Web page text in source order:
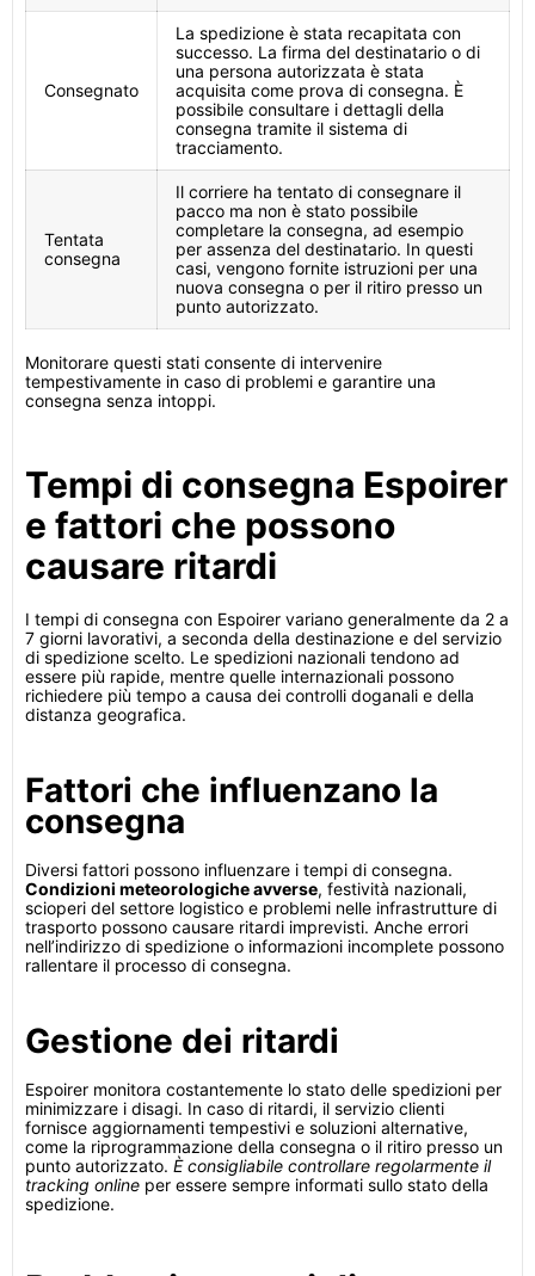
Consegnato
La spedizione è stata recapitata con
successo. La firma del destinatario o di
una persona autorizzata è stata
acquisita come prova di consegna. È
possibile consultare i dettagli della
consegna tramite il sistema di
tracciamento.
Tentata
consegna
Il corriere ha tentato di consegnare il
pacco ma non è stato possibile
completare la consegna, ad esempio
per assenza del destinatario. In questi
casi, vengono fornite istruzioni per una
nuova consegna o per il ritiro presso un
punto autorizzato.
Monitorare questi stati consente di intervenire
tempestivamente in caso di problemi e garantire una
consegna senza intoppi.
Tempi di consegna Espoirer
e fattori che possono
causare ritardi
I tempi di consegna con Espoirer variano generalmente da 2 a
7 giorni lavorativi, a seconda della destinazione e del servizio
di spedizione scelto. Le spedizioni nazionali tendono ad
essere più rapide, mentre quelle internazionali possono
richiedere più tempo a causa dei controlli doganali e della
distanza geografica.
Fattori che influenzano la
consegna
Diversi fattori possono influenzare i tempi di consegna.
Condizioni meteorologiche avverse, festività nazionali,
scioperi del settore logistico e problemi nelle infrastrutture di
trasporto possono causare ritardi imprevisti. Anche errori
nell’indirizzo di spedizione o informazioni incomplete possono
rallentare il processo di consegna.
Gestione dei ritardi
Espoirer monitora costantemente lo stato delle spedizioni per
minimizzare i disagi. In caso di ritardi, il servizio clienti
fornisce aggiornamenti tempestivi e soluzioni alternative,
come la riprogrammazione della consegna o il ritiro presso un
punto autorizzato. È consigliabile controllare regolarmente il
tracking online per essere sempre informati sullo stato della
spedizione.